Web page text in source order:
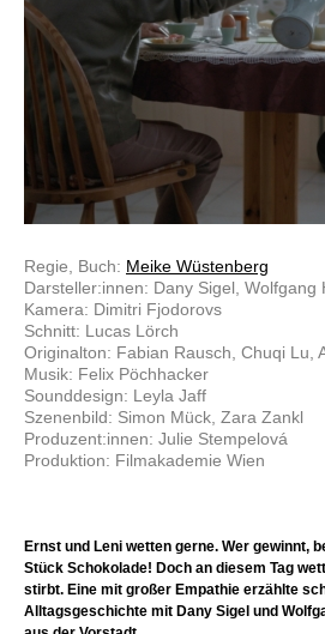
Regie, Buch: Meike Wüstenberg
Darsteller:innen: Dany Sigel, Wolfgang
Kamera: Dimitri Fjodorovs
Schnitt: Lucas Lörch
Originalton: Fabian Rausch, Chuqi Lu,
Musik: Felix Pöchhacker
Sounddesign: Leyla Jaff
Szenenbild: Simon Mück, Zara Zankl
Produzent:innen: Julie Stempelová
Produktion: Filmakademie Wien
Ernst und Leni wetten gerne. Wer gewinnt,
Stück Schokolade! Doch an diesem Tag
stirbt. Eine mit großer Empathie erzählte
Alltagsgeschichte mit Dany Sigel und